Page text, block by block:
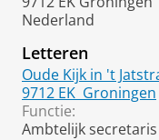
Nederland
Letteren
Oude Kijk in 't
9712 EK Groningen
Functie:
Ambtelijk